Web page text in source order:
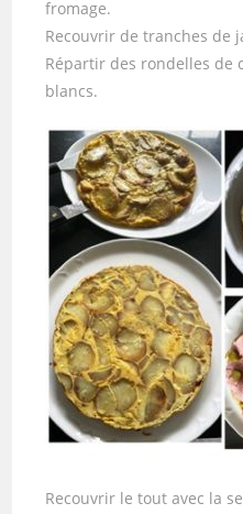
fromage.
Recouvrir de tranches de
Répartir des rondelles de
blancs.
Recouvrir le tout avec la